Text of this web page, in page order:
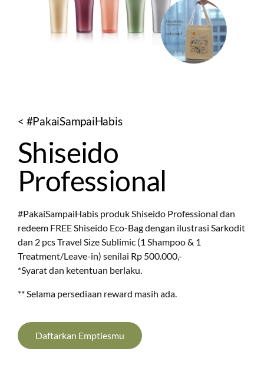
< #PakaiSampaiHabis
Shiseido
Professional
#PakaiSampaiHabis produk Shiseido Professional dan
redeem FREE Shiseido Eco-Bag dengan ilustrasi Sarkodit
dan 2 pcs Travel Size Sublimic (1 Shampoo & 1
Treatment/Leave-in) senilai Rp 500.000,-
*Syarat dan ketentuan berlaku.
** Selama persediaan reward masih ada.
Daftarkan Emptiesmu